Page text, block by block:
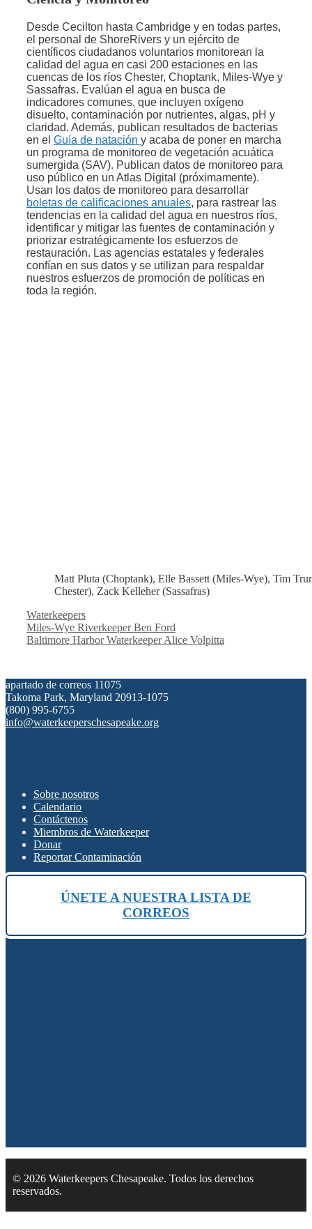
Desde Cecilton hasta Cambridge y en todas partes,
el personal de ShoreRivers y un ejército de
científicos ciudadanos voluntarios monitorean la
calidad del agua en casi 200 estaciones en las
cuencas de los ríos Chester, Choptank, Miles-Wye y
Sassafras. Evalúan el agua en busca de
indicadores comunes, que incluyen oxígeno
disuelto, contaminación por nutrientes, algas, pH y
claridad. Además, publican resultados de bacterias
en el Guía de natación y acaba de poner en marcha
un programa de monitoreo de vegetación acuática
sumergida (SAV). Publican datos de monitoreo para
uso público en un Atlas Digital (próximamente).
Usan los datos de monitoreo para desarrollar
boletas de calificaciones anuales, para rastrear las
tendencias en la calidad del agua en nuestros ríos,
identificar y mitigar las fuentes de contaminación y
priorizar estratégicamente los esfuerzos de
restauración. Las agencias estatales y federales
confían en sus datos y se utilizan para respaldar
nuestros esfuerzos de promoción de políticas en
toda la región.
Matt Pluta (Choptank), Elle Bassett (Miles-Wye), Tim
Chester), Zack Kelleher (Sassafras)
Categorías
Waterkeepers
Miles-Wye Riverkeeper Ben Ford
Baltimore Harbor Waterkeeper Alice Volpitta
apartado de correos 11075
Takoma Park, Maryland 20913-1075
(800) 995-6755
info@waterkeeperschesapeake.org
Sobre nosotros
Calendario
Contáctenos
Miembros de Waterkeeper
Donar
Reportar Contaminación
ÚNETE A NUESTRA LISTA DE
CORREOS
© 2026 Waterkeepers Chesapeake. Todos los derechos
reservados.